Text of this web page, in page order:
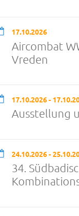
17.10.2026
Aircombat
Vreden
17.10.2026 -
Ausstellung
24.10.2026 -
34.